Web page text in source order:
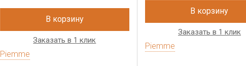
В корзину
Заказать в 1 клик
Piemme
В корзину
Заказать в 1 клик
Piemme